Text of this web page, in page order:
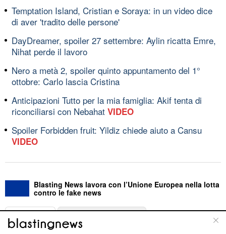
Temptation Island, Cristian e Soraya: in un video dice
di aver 'tradito delle persone'
DayDreamer, spoiler 27 settembre: Aylin ricatta Emre,
Nihat perde il lavoro
Nero a metà 2, spoiler quinto appuntamento del 1°
ottobre: Carlo lascia Cristina
Anticipazioni Tutto per la mia famiglia: Akif tenta di
riconciliarsi con Nebahat VIDEO
Spoiler Forbidden fruit: Yildiz chiede aiuto a Cansu
VIDEO
Blasting News lavora con l’Unione Europea nella lotta
contro le fake news
ABOUT